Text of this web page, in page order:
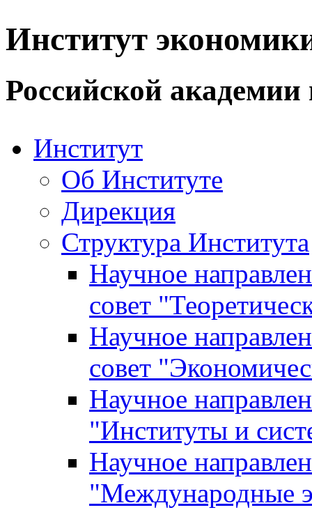
Институт
Российской академии
Институт
Об Институте
Дирекция
Структура Института
Научное
совет
Научное
совет
Научное
"Институты и
Научное
"Международные